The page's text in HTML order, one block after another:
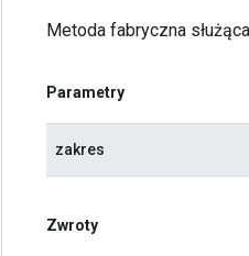
Metoda fabryczna
Parametry
zakres
Zwroty